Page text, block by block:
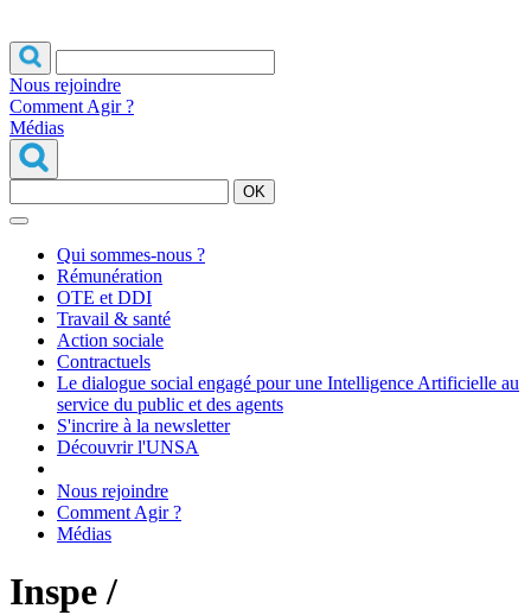
Nous rejoindre
Comment Agir ?
Médias
OK
Qui sommes-nous ?
Rémunération
OTE et DDI
Travail & santé
Action sociale
Contractuels
Le dialogue social engagé pour une Intelligence Artificielle au
service du public et des agents
S'incrire à la newsletter
Découvrir l'UNSA
Nous rejoindre
Comment Agir ?
Médias
Inspe /